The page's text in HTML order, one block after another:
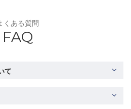
くある質問
FAQ
て